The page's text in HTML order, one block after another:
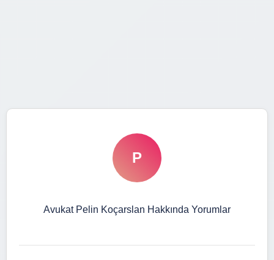
P
Avukat Pelin Koçarslan Hakkında Yorumlar